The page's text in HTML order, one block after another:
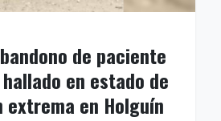
de paciente
en estado de
en Holguín